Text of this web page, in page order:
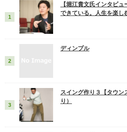
【堀江貴文氏インタビ
できている。人生を楽し
ディンプル
スイング作り３【タウン
り）